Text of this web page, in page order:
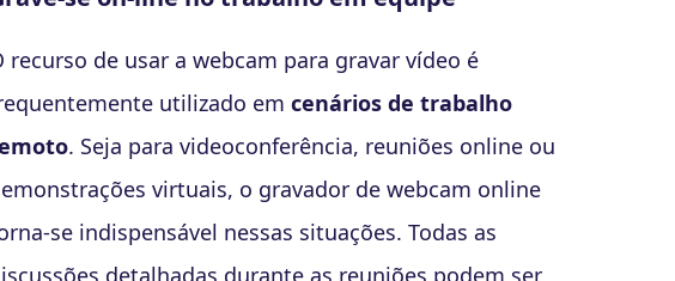
Criando Tutoriais com Webcam Record
Além do mundo dos negócios, o gravador de webcam
online também está disponível para
ensino à distância
poderosos recursos de gravação de tela e webcam para
produzir apresentações instrucionais e tutoriais que